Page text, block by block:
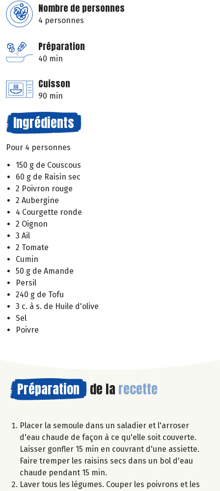
Nombre de personnes
4 personnes
Préparation
40 min
Cuisson
90 min
Ingrédients
Pour 4 personnes
150 g de Couscous
60 g de Raisin sec
2 Poivron rouge
2 Aubergine
4 Courgette ronde
2 Oignon
3 Ail
2 Tomate
Cumin
50 g de Amande
Persil
240 g de Tofu
3 c. à s. de Huile d'olive
Sel
Poivre
Préparation de la recette
Placer la semoule dans un saladier et l'arroser
d'eau chaude de façon à ce qu'elle soit couverte.
Laisser gonfler 15 min en couvrant d'une assiette.
Faire tremper les raisins secs dans un bol d'eau
chaude pendant 15 min.
Laver tous les légumes. Couper les poivrons et les